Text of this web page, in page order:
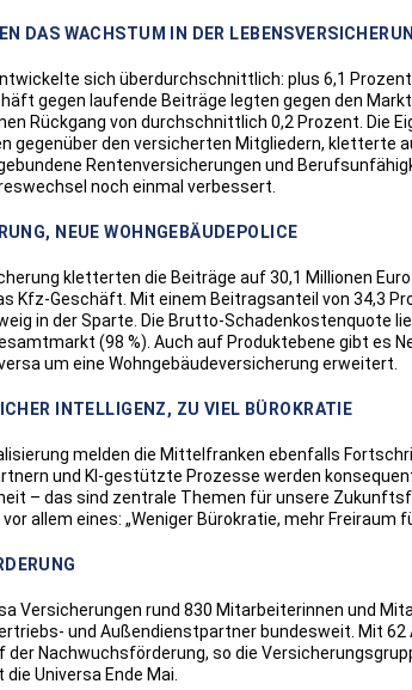
DAS WACHSTUM IN DER
sich überdurchschnittlich: plus 6,1
gegen laufende Beiträge legten gegen den
Rückgang von durchschnittlich 0,2 Prozent. Die
gegenüber den versicherten Mitgliedern, kletterte
Rentenversicherungen und
noch einmal verbessert.
NEUE WOHNGEBÄUDEPOLICE
kletterten die Beiträge auf 30,1 Millionen
Kfz-Geschäft. Mit einem Beitragsanteil von 34,3
in der Sparte. Die Brutto-Schadenkostenquote
(98 %). Auch auf Produktebene gibt es
um eine Wohngebäudeversicherung erweitert.
INTELLIGENZ, ZU VIEL BÜROKRATIE
melden die Mittelfranken ebenfalls
und KI-gestützte Prozesse werden
– das sind zentrale Themen für unsere
allem eines: „Weniger Bürokratie, mehr Freiraum
Versicherungen rund 830 Mitarbeiterinnen und
und Außendienstpartner bundesweit. Mit 62
der Nachwuchsförderung, so die
Universa Ende Mai.